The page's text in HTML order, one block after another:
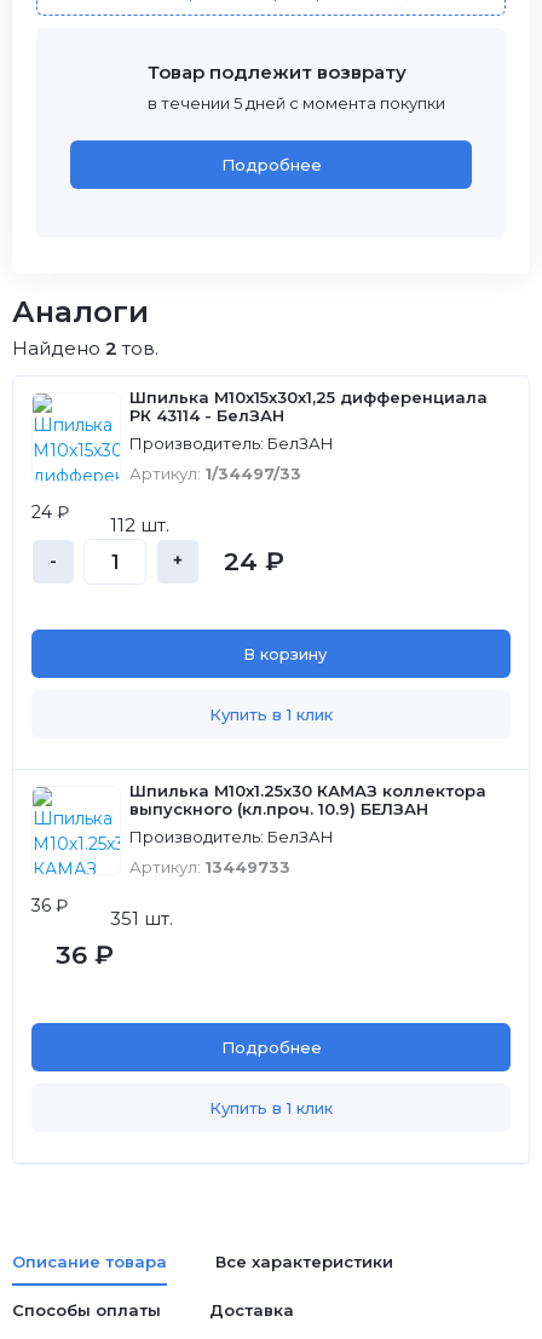
Товар подлежит возврату
в течении 5 дней с момента покупки
Подробнее
Аналоги
Найдено 2 тов.
Шпилька М10х15х30х1,25 дифференциала
РК 43114 - БелЗАН
Производитель: БелЗАН
Артикул: 1/34497/33
24 ₽
112 шт.
- + 24 ₽
В корзину
Купить в 1 клик
Шпилька М10х1.25х30 КАМАЗ коллектора
выпускного (кл.проч. 10.9) БЕЛЗАН
Производитель: БелЗАН
Артикул: 13449733
36 ₽
351 шт.
36 ₽
Подробнее
Купить в 1 клик
Описание товара Все характеристики
Способы оплаты Доставка